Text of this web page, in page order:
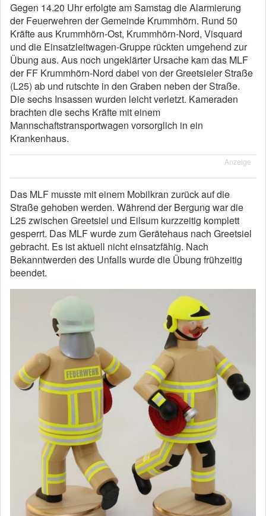
Gegen 14.20 Uhr erfolgte am Samstag die Alarmierung
der Feuerwehren der Gemeinde Krummhörn. Rund 50
Kräfte aus Krummhörn-Ost, Krummhörn-Nord, Visquard
und die Einsatzleitwagen-Gruppe rückten umgehend zur
Übung aus. Aus noch ungeklärter Ursache kam das MLF
der FF Krummhörn-Nord dabei von der Greetsieler Straße
(L25) ab und rutschte in den Graben neben der Straße.
Die sechs Insassen wurden leicht verletzt. Kameraden
brachten die sechs Kräfte mit einem
Mannschaftstransportwagen vorsorglich in ein
Krankenhaus.
Anzeige
Das MLF musste mit einem Mobilkran zurück auf die
Straße gehoben werden. Während der Bergung war die
L25 zwischen Greetsiel und Eilsum kurzzeitig komplett
gesperrt. Das MLF wurde zum Gerätehaus nach Greetsiel
gebracht. Es ist aktuell nicht einsatzfähig. Nach
Bekanntwerden des Unfalls wurde die Übung frühzeitig
beendet.